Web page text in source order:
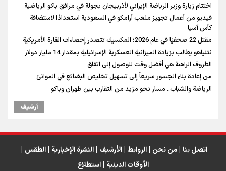
اختتام زيارة وزير الرياضة الإيراني لأذربيجان بجولة في مرافق باكو الرياضية
فيديو من أعمال تجهيز ملعب أرامكو في السعودية استعدادًا لاستضافة
كأس آسيا
مقتل 22 صحفيًا في عام 2026؛ المكسيك تتصدر إحصاءات القارة الأمريكية
نتنياهو يطالب بزيادة الميزانية العسكرية الإسرائيلية بمقدار 14 مليار دولار
الظروف الراهنة هي أفضل وقت للوصول إلى اتفاق
من إعادة بناء الجسور سريعاً إلى تسهيل تخليص البضائع في الموانئ
الرياضة والشباب.. مسار نحو مزيد من التقارب بين طهران وباكو
أرشیف
اتصل بنا من نحن الروابط الأرشيف النشرة الإخبارية الطقس
الأوقات الدينية استطلاع